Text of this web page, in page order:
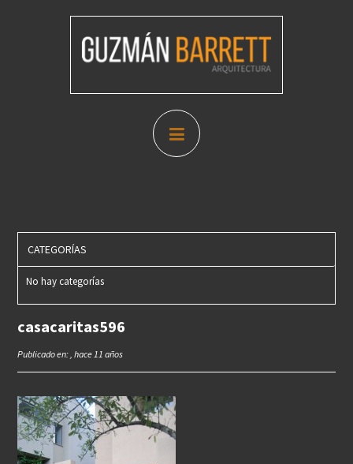
CATEGORÍAS
No hay categorías
casacaritas596
Publicado en: , hace 11 años